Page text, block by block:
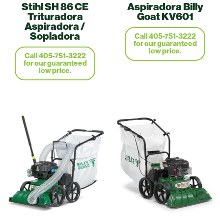
Stihl SH 86 CE
Trituradora
Aspiradora /
Sopladora
Call 405-751-3222
for our guaranteed
low price.
Aspiradora Billy
Goat KV601
Call 405-751-3222
for our guaranteed
low price.